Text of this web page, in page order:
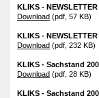
KLIKS -
Download (pdf, 57 KB)
KLIKS -
Download (pdf, 232 KB)
KLIKS - Sachstand
Download (pdf, 28 KB)
KLIKS - Sachstand